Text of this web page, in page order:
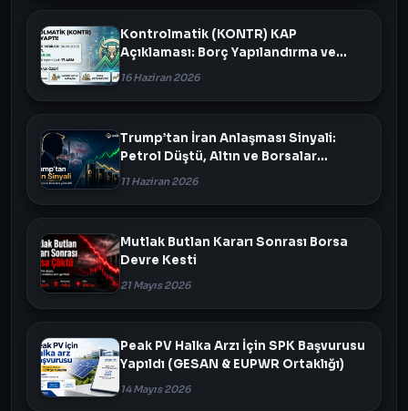
Kontrolmatik (KONTR) KAP
Açıklaması: Borç Yapılandırma ve
Varlık Satışı Masada
16 Haziran 2026
Trump’tan İran Anlaşması Sinyali:
Petrol Düştü, Altın ve Borsalar
Yükseldi
11 Haziran 2026
Mutlak Butlan Kararı Sonrası Borsa
Devre Kesti
21 Mayıs 2026
Peak PV Halka Arzı İçin SPK Başvurusu
Yapıldı (GESAN & EUPWR Ortaklığı)
14 Mayıs 2026